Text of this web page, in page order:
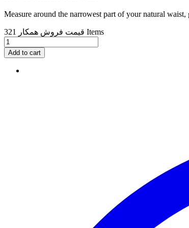
Measure around the narrowest part of your natural
قیمت فروش همکار 321 Items
Add to cart